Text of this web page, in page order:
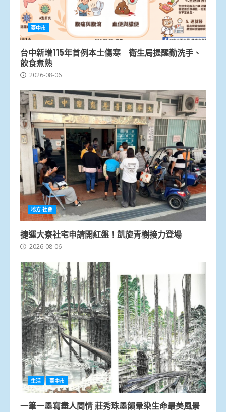
臺中市
台中新增115年首例本土傷寒 衛生局提醒勤洗手、
飲食煮熟
2026-08-06
地方.社會
捷運大寮社宅申請開紅盤！凱旋青樹接力登場
2026-08-06
生活 臺中市
一筆一墨寫盡人間情 莊秀珠墨韻暈染生命最美風景